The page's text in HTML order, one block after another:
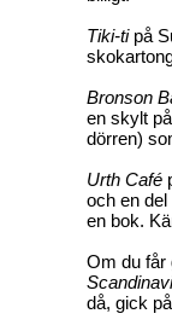
Tiki-ti på
Bronson
en skylt
dörren)
Urth Café
och en
en bok.
Om du får
då, gick